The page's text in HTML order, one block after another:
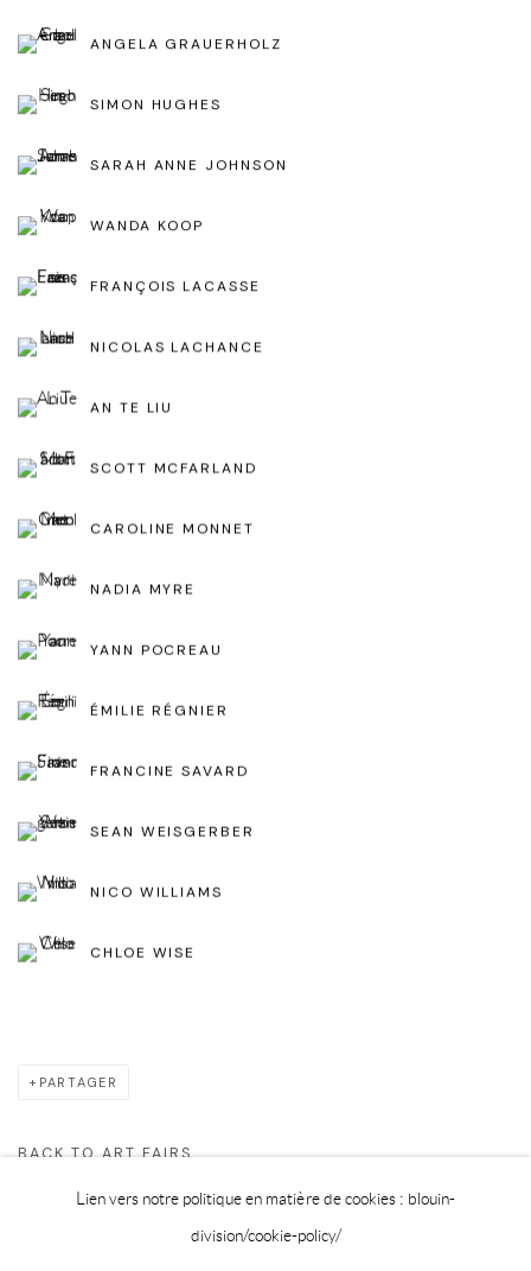
ANGELA GRAUERHOLZ
SIMON HUGHES
SARAH ANNE JOHNSON
WANDA KOOP
FRANÇOIS LACASSE
NICOLAS LACHANCE
AN TE LIU
SCOTT MCFARLAND
CAROLINE MONNET
NADIA MYRE
YANN POCREAU
ÉMILIE RÉGNIER
FRANCINE SAVARD
SEAN WEISGERBER
NICO WILLIAMS
CHLOE WISE
PARTAGER
BACK TO ART FAIRS
Lien vers notre politique en matière de cookies : blouin-
division/cookie-policy/